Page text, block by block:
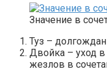
Значение в
Туз –
Двойка – уход
жезлов в